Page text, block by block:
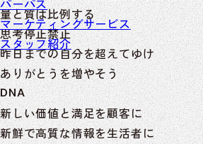
SAPPORO YARD
Start!
パーパス
マーケティングサービス
スタッフ紹介
量と質は比例する
思考停止禁止
昨日までの自分を超えてゆけ
ありがとうを増やそう
DNA
新しい価値と満足を顧客に
新鮮で高質な情報を生活者に